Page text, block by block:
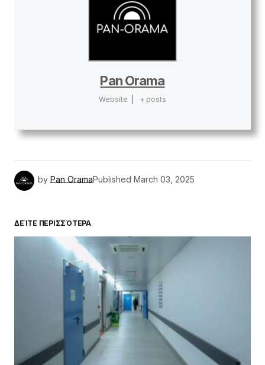
Pan Orama
Website + posts
by Pan OramaPublished March 03, 2025
ΔΕΊΤΕ ΠΕΡΙΣΣΌΤΕΡΑ